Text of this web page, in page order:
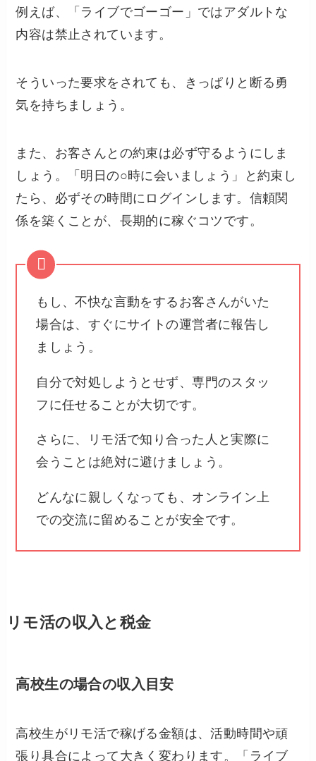
例えば、「ライブでゴーゴー」ではアダルトな
内容は禁止されています。
そういった要求をされても、きっぱりと断る勇
気を持ちましょう。
また、お客さんとの約束は必ず守るようにしま
しょう。「明日の○時に会いましょう」と約束し
たら、必ずその時間にログインします。信頼関
係を築くことが、長期的に稼ぐコツです。
もし、不快な言動をするお客さんがいた
場合は、すぐにサイトの運営者に報告し
ましょう。
自分で対処しようとせず、専門のスタッ
フに任せることが大切です。
さらに、リモ活で知り合った人と実際に
会うことは絶対に避けましょう。
どんなに親しくなっても、オンライン上
での交流に留めることが安全です。
リモ活の収入と税金
高校生の場合の収入目安
高校生がリモ活で稼げる金額は、活動時間や頑
張り具合によって大きく変わります。「ライブ